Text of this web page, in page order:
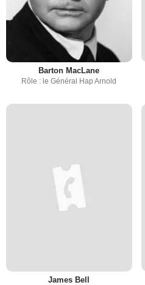
Barton MacLane
Rôle : le Général Hap Arnold
James Bell